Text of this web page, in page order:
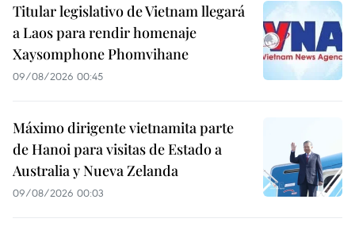
Titular legislativo de Vietnam llegará
a Laos para rendir homenaje
Xaysomphone Phomvihane
09/08/2026 00:45
Máximo dirigente vietnamita parte
de Hanoi para visitas de Estado a
Australia y Nueva Zelanda
09/08/2026 00:03